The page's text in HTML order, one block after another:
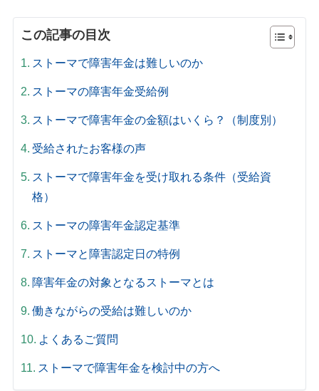
この記事の目次
ストーマで障害年金は難しいのか
ストーマの障害年金受給例
ストーマで障害年金の金額はいくら？（制度別）
受給されたお客様の声
ストーマで障害年金を受け取れる条件（受給資
格）
ストーマの障害年金認定基準
ストーマと障害認定日の特例
障害年金の対象となるストーマとは
働きながらの受給は難しいのか
よくあるご質問
ストーマで障害年金を検討中の方へ